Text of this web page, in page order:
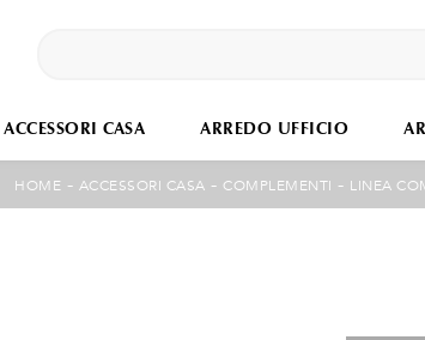
ACCESSORI CASA ARREDO UFFICIO
HOME - ACCESSORI CASA - COMPLEMENTI - LINEA